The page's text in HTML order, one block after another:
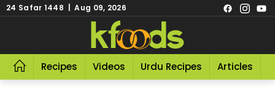
24 Safar 1448 | Aug 09, 2026
Recipes Videos Urdu Recipes Articles